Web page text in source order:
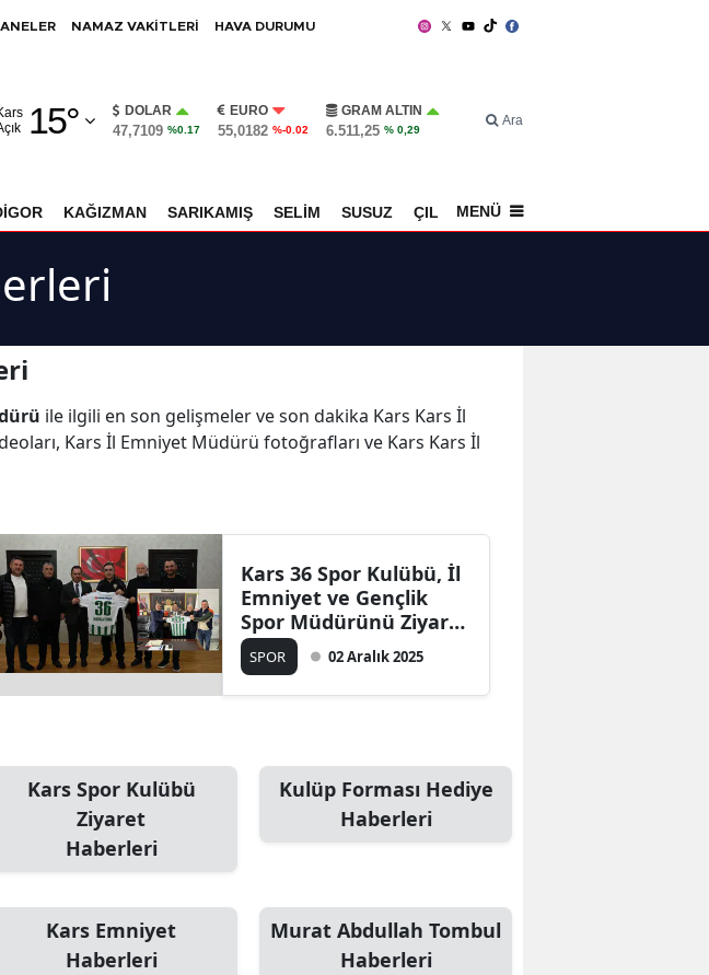
NAMAZ VAKİTLERİ HAVA DURUMU
15°
Adıyaman
Ankara
Artvin
Aydın
Bingöl
Bitlis
Bolu
Burdur
Çanakkale
Çorum
Diyarbakır
DOLAR
47,7109 %0.17
EURO
55,0182 %-0.02
GRAM ALTIN
6.511,25 % 0,29
Ara
KAĞIZMAN SARIKAMIŞ SELİM SUSUZ ÇILDIR SPOR
MENÜ
ile ilgili en son gelişmeler ve son dakika Kars Kars İl
Kars İl Emniyet Müdürü fotoğrafları ve Kars Kars İl
Kars 36 Spor Kulübü, İl
Emniyet ve Gençlik
Spor Müdürünü Ziyaret
Etti
SPOR 02 Aralık 2025
Kars Spor Kulübü
Ziyaret
Haberleri
Kulüp Forması Hediye
Haberleri
Kars Emniyet
Haberleri
Murat Abdullah Tombul
Haberleri